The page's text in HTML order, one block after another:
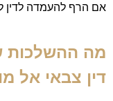
אם הרף להעמדה לדין
מה ההשלכות
דין צבאי אל